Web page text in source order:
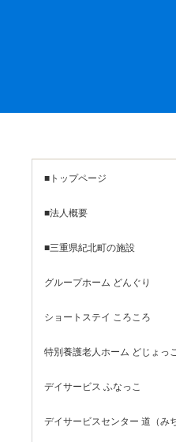
■トップページ
■法人概要
■三重県紀北町の施設
グループホーム どんぐり
ショートステイ ころころ
特別養護老人ホーム どじょっ
デイサービス ふなっこ
デイサービスセンター 道（みち